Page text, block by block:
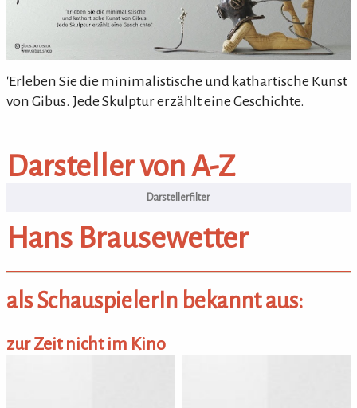
'Erleben Sie die minimalistische und kathartische Kunst
von Gibus. Jede Skulptur erzählt eine Geschichte.
Darsteller von A-Z
Darsteller von A-Z
Hans Brausewetter
als SchauspielerIn bekannt aus:
zur Zeit nicht im Kino